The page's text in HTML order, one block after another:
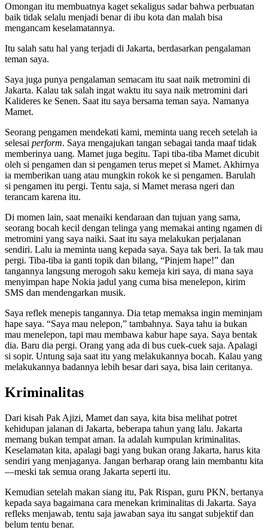
Omongan itu membuatnya kaget sekaligus sadar bahwa perbuatan
baik tidak selalu menjadi benar di ibu kota dan malah bisa
mengancam keselamatannya.
Itu salah satu hal yang terjadi di Jakarta, berdasarkan pengalaman
teman saya.
Saya juga punya pengalaman semacam itu saat naik metromini di
Jakarta. Kalau tak salah ingat waktu itu saya naik metromini dari
Kalideres ke Senen. Saat itu saya bersama teman saya. Namanya
Mamet.
Seorang pengamen mendekati kami, meminta uang receh setelah ia
selesai perform. Saya mengajukan tangan sebagai tanda maaf tidak
memberinya uang. Mamet juga begitu. Tapi tiba-tiba Mamet dicubit
oleh si pengamen dan si pengamen terus mepet si Mamet. Akhirnya
ia memberikan uang atau mungkin rokok ke si pengamen. Barulah
si pengamen itu pergi. Tentu saja, si Mamet merasa ngeri dan
terancam karena itu.
Di momen lain, saat menaiki kendaraan dan tujuan yang sama,
seorang bocah kecil dengan telinga yang memakai anting ngamen di
metromini yang saya naiki. Saat itu saya melakukan perjalanan
sendiri. Lalu ia meminta uang kepada saya. Saya tak beri. Ia tak mau
pergi. Tiba-tiba ia ganti topik dan bilang, “Pinjem hape!” dan
tangannya langsung merogoh saku kemeja kiri saya, di mana saya
menyimpan hape Nokia jadul yang cuma bisa menelepon, kirim
SMS dan mendengarkan musik.
Saya reflek menepis tangannya. Dia tetap memaksa ingin meminjam
hape saya. “Saya mau nelepon,” tambahnya. Saya tahu ia bukan
mau menelepon, tapi mau membawa kabur hape saya. Saya bentak
dia. Baru dia pergi. Orang yang ada di bus cuek-cuek saja. Apalagi
si sopir. Untung saja saat itu yang melakukannya bocah. Kalau yang
melakukannya badannya lebih besar dari saya, bisa lain ceritanya.
Kriminalitas
Dari kisah Pak Ajizi, Mamet dan saya, kita bisa melihat potret
kehidupan jalanan di Jakarta, beberapa tahun yang lalu. Jakarta
memang bukan tempat aman. Ia adalah kumpulan kriminalitas.
Keselamatan kita, apalagi bagi yang bukan orang Jakarta, harus kita
sendiri yang menjaganya. Jangan berharap orang lain membantu kita
—meski tak semua orang Jakarta seperti itu.
Kemudian setelah makan siang itu, Pak Rispan, guru PKN, bertanya
kepada saya bagaimana cara menekan kriminalitas di Jakarta. Saya
refleks menjawab, tentu saja jawaban saya itu sangat subjektif dan
belum tentu benar.